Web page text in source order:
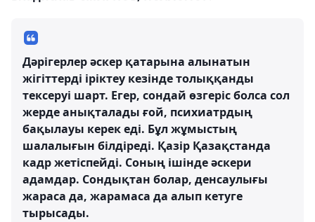
Дәрігерлер әскер қатарына алынатын
жігіттерді іріктеу кезінде толыққанды
тексеруі шарт. Егер, сондай өзгеріс болса сол
жерде анықталады ғой, психиатрдың
бақылауы керек еді. Бұл жұмыстың
шалалығын білдіреді. Қазір Қазақстанда
кадр жетіспейді. Соның ішінде әскери
адамдар. Сондықтан болар, денсаулығы
жараса да, жарамаса да алып кетуге
тырысады.